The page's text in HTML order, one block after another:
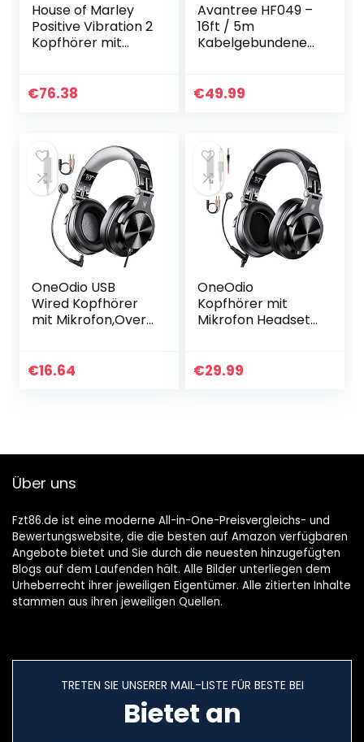
House of Marley
Positive Vibration 2
Kopfhörer mit
Amazon Vine (EM-
€76.38
Avantree HF049 –
16ft / 5m
Kabelgebundener
Kabel für TV und
€49.99
OneOdio USB
Wired Kopfhörer
mit Mikrofon,Over-
with Volume
€16.64
OneOdio
Kopfhörer mit
Mikrofon Headset
Boom Mic für
€29.99
Über uns
Fzt86.de ist eine moderne All-in-One-Preisvergleichs- und
Bewertungswebsite, die die besten auf Amazon verfügbaren
Angebote bietet und Sie durch die neuesten hinzugefügten
Blogs auf dem Laufenden hält. Alle Bilder unterliegen dem
Urheberrecht ihrer jeweiligen Eigentümer. Alle zitierten Inhalte
stammen aus ihren jeweiligen Quellen.
TRETEN SIE UNSERER MAIL-LISTE FÜR BESTE BEI
Bietet an